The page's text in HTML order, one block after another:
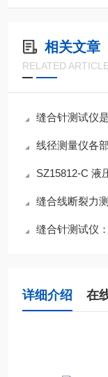
相关文章
RELATED
缝合针测试仪
线径测量仪各
SZ15812-C 液
缝合线断裂力
缝合针测试仪
详细介绍 在